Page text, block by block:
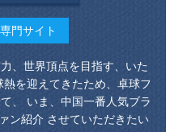
門サイト
、世界頂点を目指す、いた
を迎えてきたため、卓球フ
、 いま、中国一番人気ブラ
ン紹介 させていただきたい